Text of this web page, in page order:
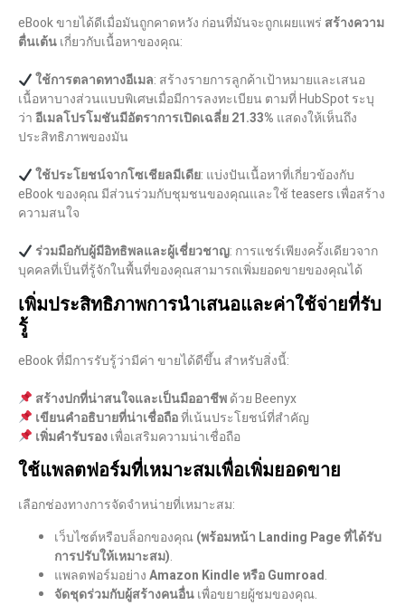
eBook ขายได้ดีเมื่อมันถูกคาดหวัง ก่อนที่มันจะถูกเผยแพร่ สร้างความ
ตื่นเต้นเกี่ยวกับเนื้อหาของคุณ:
ใช้การตลาดทางอีเมล: สร้างรายการลูกค้าเป้าหมายและเสนอ
เนื้อหาบางส่วนแบบพิเศษเมื่อมีการลงทะเบียน ตามที่ HubSpot ระบุ
ว่าอีเมลโปรโมชันมีอัตราการเปิดเฉลี่ย 21.33% แสดงให้เห็นถึง
ประสิทธิภาพของมัน
ใช้ประโยชน์จากโซเชียลมีเดีย: แบ่งปันเนื้อหาที่เกี่ยวข้องกับ
eBook ของคุณ มีส่วนร่วมกับชุมชนของคุณและใช้ teasers เพื่อสร้าง
ความสนใจ
ร่วมมือกับผู้มีอิทธิพลและผู้เชี่ยวชาญ: การแชร์เพียงครั้งเดียวจาก
บุคคลที่เป็นที่รู้จักในพื้นที่ของคุณสามารถเพิ่มยอดขายของคุณได้
เพิ่มประสิทธิภาพการนำเสนอและค่าใช้จ่ายที่รับ
รู้
eBook ที่มีการรับรู้ว่ามีค่า ขายได้ดีขึ้น สำหรับสิ่งนี้:
สร้างปกที่น่าสนใจและเป็นมืออาชีพด้วย Beenyx
เขียนคำอธิบายที่น่าเชื่อถือที่เน้นประโยชน์ที่สำคัญ
เพิ่มคำรับรองเพื่อเสริมความน่าเชื่อถือ
ใช้แพลตฟอร์มที่เหมาะสมเพื่อเพิ่มยอดขาย
เลือกช่องทางการจัดจำหน่ายที่เหมาะสม:
เว็บไซต์หรือบล็อกของคุณ(พร้อมหน้า Landing Page ที่ได้รับ
การปรับให้เหมาะสม).
แพลตฟอร์มอย่างAmazon Kindle หรือ Gumroad.
จัดชุดร่วมกับผู้สร้างคนอื่นเพื่อขยายผู้ชมของคุณ.